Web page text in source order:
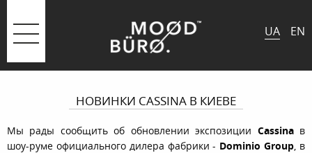
UA EN
НОВИНКИ CASSINA В КИЕВЕ
Мы рады сообщить об обновлении экспозиции Cassina в
шоу-руме официального дилера фабрики - Dominio Group, в